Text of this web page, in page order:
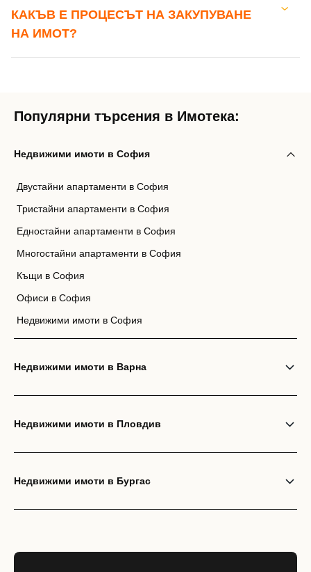
КАКЪВ Е ПРОЦЕСЪТ НА ЗАКУПУВАНЕ
НА ИМОТ?
Популярни търсения в Имотека:
Недвижими имоти в София
Двустайни апартаменти в София
Тристайни апартаменти в София
Едностайни апартаменти в София
Многостайни апартаменти в София
Къщи в София
Офиси в София
Недвижими имоти в София
Недвижими имоти в Варна
Недвижими имоти в Пловдив
Недвижими имоти в Бургас